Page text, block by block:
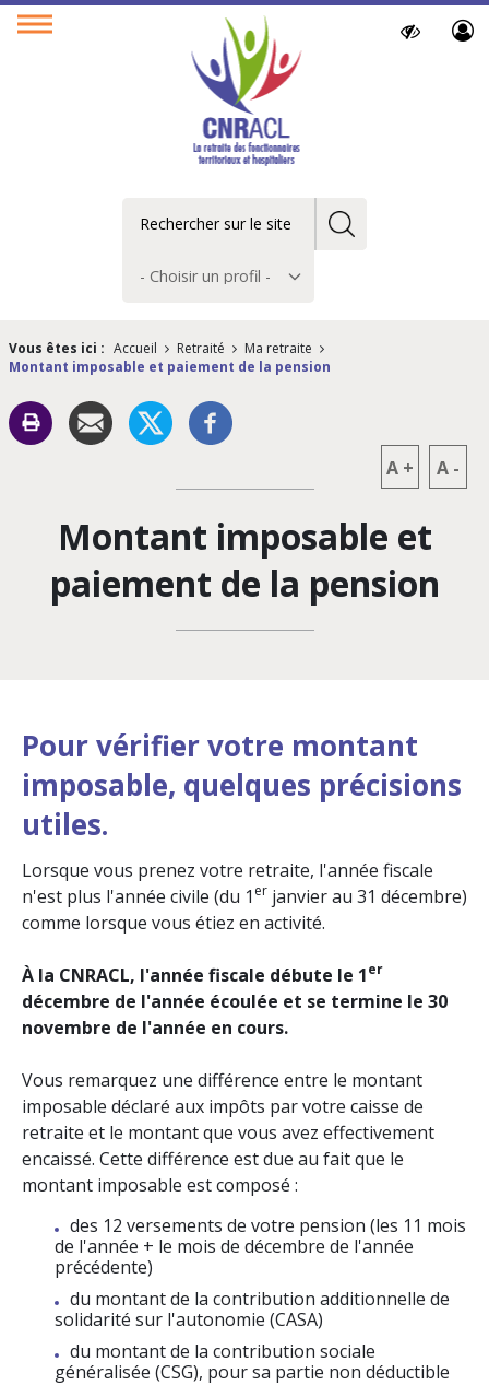
Paramètres
profil
Ouvrir
Vous êtes ici : Accueil Retraité
Ma retraite
Montant imposable et paiement de la pension
A + A -
Montant imposable et
paiement de la pension
Pour vérifier votre montant
imposable, quelques précisions
utiles.
Lorsque vous prenez votre retraite, l'année fiscale
n'est plus l'année civile (du 1 er janvier au 31 décembre)
comme lorsque vous étiez en activité.
À la CNRACL, l'année fiscale débute le 1er
décembre de l'année écoulée et se termine le 30
novembre de l'année en cours.
Vous remarquez une différence entre le montant
imposable déclaré aux impôts par votre caisse de
retraite et le montant que vous avez effectivement
encaissé. Cette différence est due au fait que le
montant imposable est composé :
des 12 versements de votre pension (les 11 mois
de l'année + le mois de décembre de l'année
précédente)
du montant de la contribution additionnelle de
solidarité sur l'autonomie (CASA)
du montant de la contribution sociale
généralisée (CSG), pour sa partie non déductible